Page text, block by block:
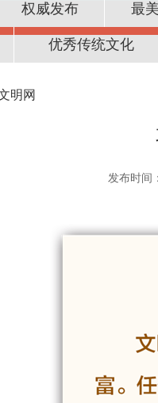
权威发布 最
优秀传统文化
明网
发布时间